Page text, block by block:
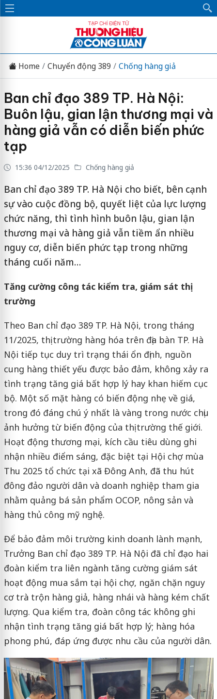
Home Chuyển động 389 Chống hàng giả
Ban chỉ đạo 389 TP. Hà Nội:
Buôn lậu, gian lận thương mại và
hàng giả vẫn có diễn biến phức
tạp
15:36 04/12/2025 Chống hàng giả
Ban chỉ đạo 389 TP. Hà Nội cho biết, bên cạnh
sự vào cuộc đồng bộ, quyết liệt của lực lượng
chức năng, thì tình hình buôn lậu, gian lận
thương mại và hàng giả vẫn tiềm ẩn nhiều
nguy cơ, diễn biến phức tạp trong những
tháng cuối năm…
Tăng cường công tác kiểm tra, giám sát thị
trường
Theo Ban chỉ đạo 389 TP. Hà Nội, trong tháng
11/2025, thị trường hàng hóa trên địa bàn TP. Hà
Nội tiếp tục duy trì trạng thái ổn định, nguồn
cung hàng thiết yếu được bảo đảm, không xảy ra
tình trạng tăng giá bất hợp lý hay khan hiếm cục
bộ. Một số mặt hàng có biến động nhẹ về giá,
trong đó đáng chú ý nhất là vàng trong nước chịu
ảnh hưởng từ biến động của thị trường thế giới.
Hoạt động thương mại, kích cầu tiêu dùng ghi
nhận nhiều điểm sáng, đặc biệt tại Hội chợ mùa
Thu 2025 tổ chức tại xã Đông Anh, đã thu hút
đông đảo người dân và doanh nghiệp tham gia
nhằm quảng bá sản phẩm OCOP, nông sản và
hàng thủ công mỹ nghệ.
Để bảo đảm môi trường kinh doanh lành mạnh,
Trưởng Ban chỉ đạo 389 TP. Hà Nội đã chỉ đạo hai
đoàn kiểm tra liên ngành tăng cường giám sát
hoạt động mua sắm tại hội chợ, ngăn chặn nguy
cơ trà trộn hàng giả, hàng nhái và hàng kém chất
lượng. Qua kiểm tra, đoàn công tác không ghi
nhận tình trạng tăng giá bất hợp lý; hàng hóa
phong phú, đáp ứng được nhu cầu của người dân.